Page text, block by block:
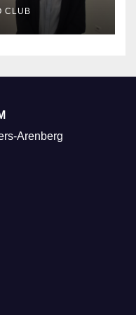
CLUB
Arenberg